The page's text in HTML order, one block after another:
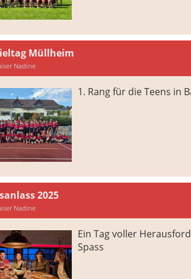
Müllheim
Nadine
1. Rang für die Teens in
2025
Nadine
Ein Tag voller
Spass